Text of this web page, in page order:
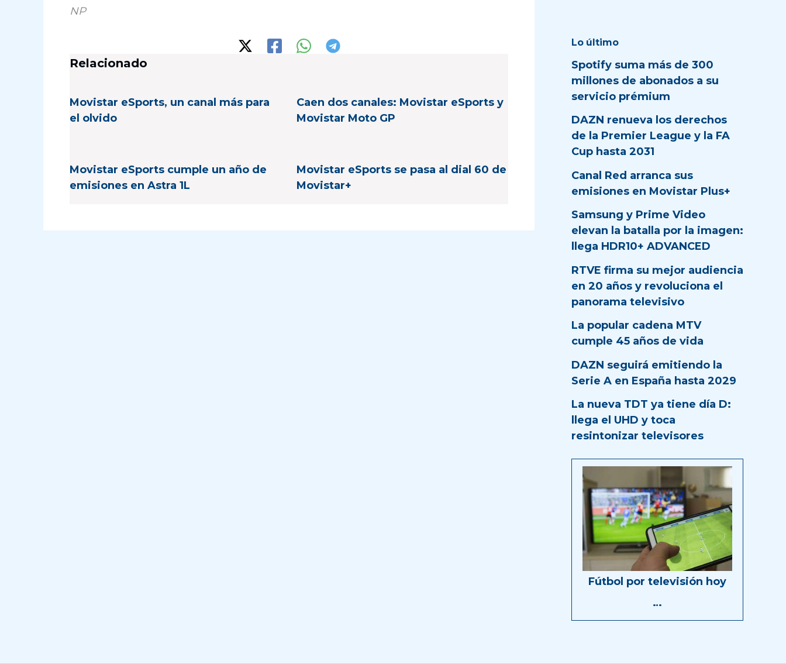
NP
Relacionado
Movistar eSports, un canal más para
el olvido
Caen dos canales: Movistar eSports y
Movistar Moto GP
Movistar eSports cumple un año de
emisiones en Astra 1L
Movistar eSports se pasa al dial 60 de
Movistar+
Lo último
Spotify suma más de 300
millones de abonados a su
servicio prémium
DAZN renueva los derechos
de la Premier League y la FA
Cup hasta 2031
Canal Red arranca sus
emisiones en Movistar Plus+
Samsung y Prime Video
elevan la batalla por la imagen:
llega HDR10+ ADVANCED
RTVE firma su mejor audiencia
en 20 años y revoluciona el
panorama televisivo
La popular cadena MTV
cumple 45 años de vida
DAZN seguirá emitiendo la
Serie A en España hasta 2029
La nueva TDT ya tiene día D:
llega el UHD y toca
resintonizar televisores
Fútbol por televisión hoy
…